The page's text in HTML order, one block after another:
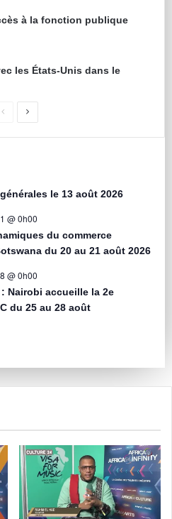
à la fonction publique
les États-Unis dans le
le 13 août 2026
@ 0h00
du commerce
du 20 au 21 août 2026
@ 0h00
Nairobi accueille la 2e
du 25 au 28 août